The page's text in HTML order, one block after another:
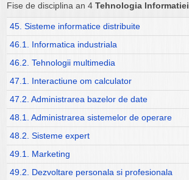
Fise de disciplina an 4Tehnologia Informatiei
45. Sisteme informatice distribuite
46.1. Informatica industriala
46.2. Tehnologii multimedia
47.1. Interactiune om calculator
47.2. Administrarea bazelor de date
48.1. Administrarea sistemelor de operare
48.2. Sisteme expert
49.1. Marketing
49.2. Dezvoltare personala si profesionala